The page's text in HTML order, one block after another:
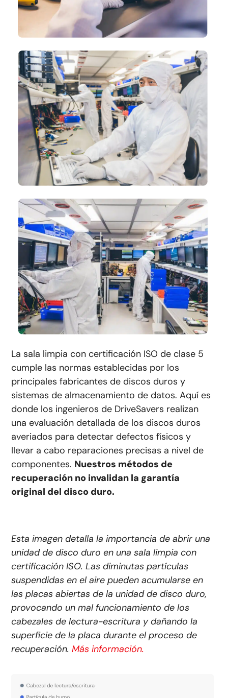
La sala limpia con certificación ISO de clase 5
cumple las normas establecidas por los
principales fabricantes de discos duros y
sistemas de almacenamiento de datos. Aquí es
donde los ingenieros de DriveSavers realizan
una evaluación detallada de los discos duros
averiados para detectar defectos físicos y
llevar a cabo reparaciones precisas a nivel de
componentes. Nuestros métodos de
recuperación no invalidan la garantía
original del disco duro.
Esta imagen detalla la importancia de abrir una
unidad de disco duro en una sala limpia con
certificación ISO. Las diminutas partículas
suspendidas en el aire pueden acumularse en
las placas abiertas de la unidad de disco duro,
provocando un mal funcionamiento de los
cabezales de lectura-escritura y dañando la
superficie de la placa durante el proceso de
recuperación.Más información.